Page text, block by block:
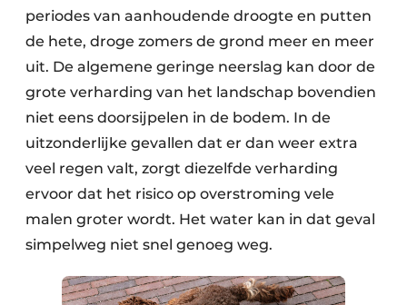
periodes van aanhoudende droogte en putten
de hete, droge zomers de grond meer en meer
uit. De algemene geringe neerslag kan door de
grote verharding van het landschap bovendien
niet eens doorsijpelen in de bodem. In de
uitzonderlijke gevallen dat er dan weer extra
veel regen valt, zorgt diezelfde verharding
ervoor dat het risico op overstroming vele
malen groter wordt. Het water kan in dat geval
simpelweg niet snel genoeg weg.